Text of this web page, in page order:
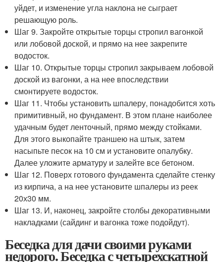
уйдет, и изменение угла наклона не сыграет
решающую роль.
Шаг 9. Закройте открытые торцы стропил вагонкой
или лобовой доской, и прямо на нее закрепите
водосток.
Шаг 10. Открытые торцы стропил закрываем лобовой
доской из вагонки, а на нее впоследствии
смонтируете водосток.
Шаг 11. Чтобы установить шпалеру, понадобится хоть
примитивный, но фундамент. В этом плане наиболее
удачным будет ленточный, прямо между стойками.
Для этого выкопайте траншею на штык, затем
насыпьте песок на 10 см и установите опалубку.
Далее уложите арматуру и залейте все бетоном.
Шаг 12. Поверх готового фундамента сделайте стенку
из кирпича, а на нее установите шпалеры из реек
20х30 мм.
Шаг 13. И, наконец, закройте столбы декоративными
накладками (сайдинг и вагонка тоже подойдут).
Беседка для дачи своими руками
недорого. Беседка с четырехскатной